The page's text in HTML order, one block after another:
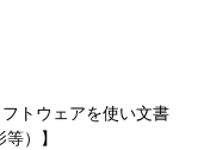
トウェアを使い文書
）】